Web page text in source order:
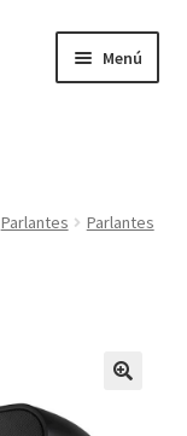
Menú
Parlantes
Parlantes